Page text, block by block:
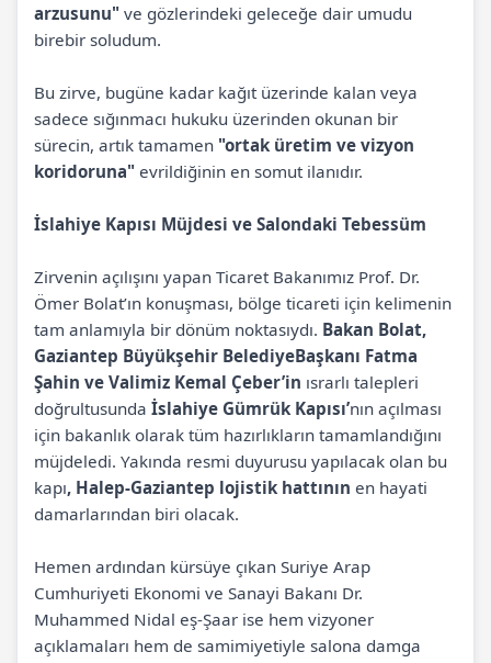
arzusunu" ve gözlerindeki geleceğe dair umudu
birebir soludum.
Bu zirve, bugüne kadar kağıt üzerinde kalan veya
sadece sığınmacı hukuku üzerinden okunan bir
sürecin, artık tamamen "ortak üretim ve vizyon
koridoruna" evrildiğinin en somut ilanıdır.
İslahiye Kapısı Müjdesi ve Salondaki Tebessüm
Zirvenin açılışını yapan Ticaret Bakanımız Prof. Dr.
Ömer Bolat’ın konuşması, bölge ticareti için kelimenin
tam anlamıyla bir dönüm noktasıydı. Bakan Bolat,
Gaziantep Büyükşehir BelediyeBaşkanı Fatma
Şahin ve Valimiz Kemal Çeber’in ısrarlı talepleri
doğrultusunda İslahiye Gümrük Kapısı’nın açılması
için bakanlık olarak tüm hazırlıkların tamamlandığını
müjdeledi. Yakında resmi duyurusu yapılacak olan bu
kapı, Halep-Gaziantep lojistik hattının en hayati
damarlarından biri olacak.
Hemen ardından kürsüye çıkan Suriye Arap
Cumhuriyeti Ekonomi ve Sanayi Bakanı Dr.
Muhammed Nidal eş-Şaar ise hem vizyoner
açıklamaları hem de samimiyetiyle salona damga